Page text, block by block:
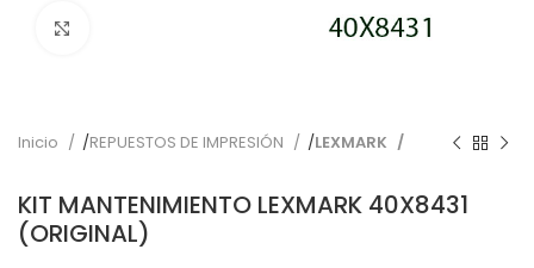
Inicio REPUESTOS DE IMPRESIÓN LEXMARK
KIT MANTENIMIENTO LEXMARK 40X8431
(ORIGINAL)